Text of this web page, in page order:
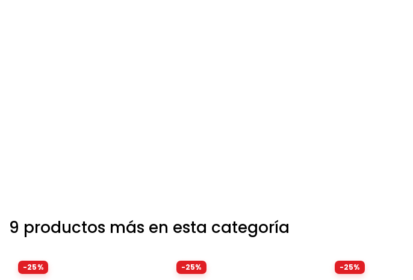
9 productos más en esta categoría
-25% -25% -25%